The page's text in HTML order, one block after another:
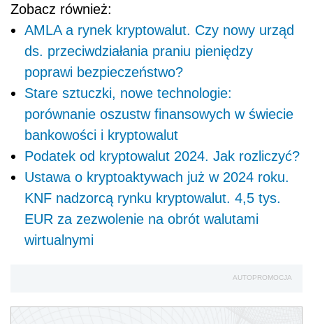
Zobacz również:
AMLA a rynek kryptowalut. Czy nowy urząd
ds. przeciwdziałania praniu pieniędzy
poprawi bezpieczeństwo?
Stare sztuczki, nowe technologie:
porównanie oszustw finansowych w świecie
bankowości i kryptowalut
Podatek od kryptowalut 2024. Jak rozliczyć?
Ustawa o kryptoaktywach już w 2024 roku.
KNF nadzorcą rynku kryptowalut. 4,5 tys.
EUR za zezwolenie na obrót walutami
wirtualnymi
AUTOPROMOCJA